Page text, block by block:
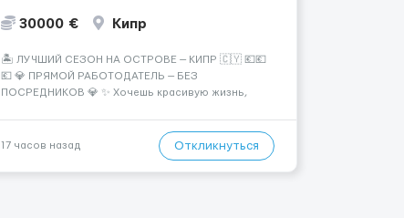
30000 € Кипр
🏝️ ЛУЧШИЙ СЕЗОН НА ОСТРОВЕ — КИПР 🇨🇾 💶💶
💶 💎 ПРЯМОЙ РАБОТОДАТЕЛЬ — БЕЗ
ПОСРЕДНИКОВ 💎 ✨ Хочешь красивую жизнь,
— Опытная команда с годами практики —
Стабильный поток клиентов (без ...
17 часов назад Откликнуться